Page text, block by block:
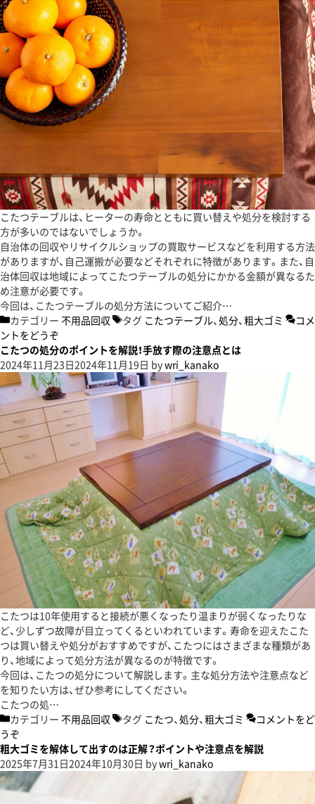
こたつテーブルは、ヒーターの寿命とともに買い替えや処分を検討する
方が多いのではないでしょうか。
自治体の回収やリサイクルショップの買取サービスなどを利用する方法
がありますが、自己運搬が必要などそれぞれに特徴があります。また、自
治体回収は地域によってこたつテーブルの処分にかかる金額が異なるた
め注意が必要です。
今回は、こたつテーブルの処分方法についてご紹介…
カテゴリー 不用品回収 タグ こたつテーブル、 処分、 粗大ゴミ
コメ
ントをどうぞ
こたつの処分のポイントを解説！手放す際の注意点とは
2024年11月23日2024年11月19日 bywri_kanako
こたつは10年使用すると接続が悪くなったり温まりが弱くなったりな
ど、少しずつ故障が目立ってくるといわれています。寿命を迎えたこた
つは買い替えや処分がおすすめですが、こたつにはさまざまな種類があ
り、地域によって処分方法が異なるのが特徴です。
今回は、こたつの処分について解説します。主な処分方法や注意点など
を知りたい方は、ぜひ参考にしてください。
こたつの処…
カテゴリー 不用品回収 タグ こたつ、 処分、 粗大ゴミ
コメントをど
うぞ
粗大ゴミを解体して出すのは正解？ポイントや注意点を解説
2025年7月31日2024年10月30日 bywri_kanako